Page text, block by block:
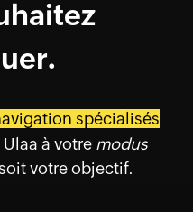
spécialisés
à votre modus
votre objectif.